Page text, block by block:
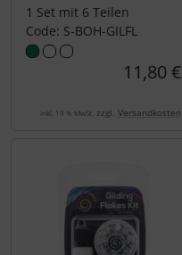
1 Set mit 6 Teilen
Code: S-BOH-GILFL
11,80 €
inkl. 19 % MwSt. zzgl. Versandkosten